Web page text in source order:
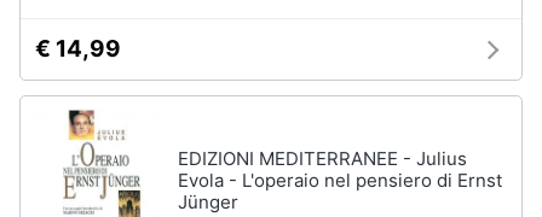
€ 14,99
EDIZIONI MEDITERRANEE - Julius
Evola - L'operaio nel pensiero di Ernst
Jünger